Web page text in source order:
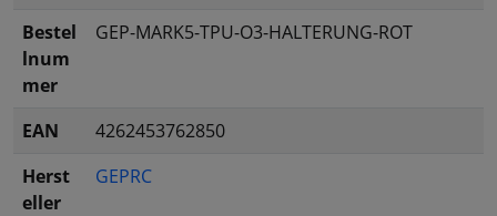
Bestel
lnum
mer
GEP-MARK5-TPU-O3-HALTERUNG-ROT
EAN
4262453762850
Herst
eller
GEPRC